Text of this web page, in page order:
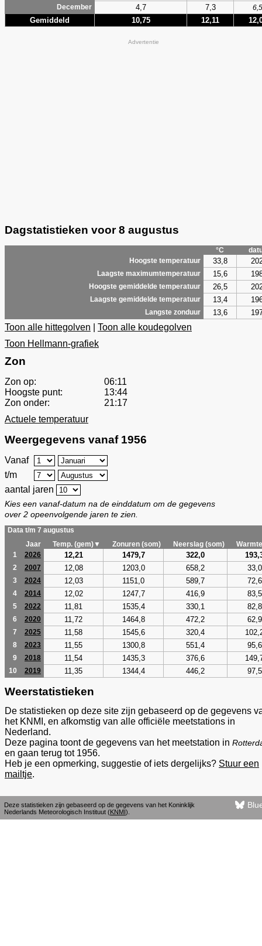
December
4,7 7,3 6,5
Gemiddeld 10,75 12,11
Advertentie
Dagstatistieken voor 8 augustus
°C
Hoogste temperatuur
33,8
Laagste maximumtemperatuur 15,6
Hoogste gemiddelde temperatuur 26,5
Laagste gemiddelde temperatuur 13,4
Langste zonduur 13,6
Toon alle hittegolven
Toon alle koudegolven
Toon Hellmann-grafiek
Zon
Zon op:
06:11
Hoogste punt:
13:44
Zon onder:
21:17
Actuele temperatuur
Weergegevens vanaf 1956
Vanaf
t/m
aantal jaren
Kies een vanaf-datum na de einddatum om de gegevens
over 2 opeenvolgende jaren te zien.
Data t/m 7 augustus
Jaar
Temp. (gem)▼ Zonuren (som) Neerslag (som)
1
2026 12,21 1479,7 322,0
2 2007 12,08 1203,0 658,2 33,0
3 2024 12,03 1151,0 589,7 72,6
4 2014 12,02 1247,7 416,9 83,5
5 2022 11,81 1535,4 330,1 82,8
6 2020 11,72 1464,8 472,2 62,9
7 2025 11,58 1545,6 320,4
8 2023 11,55 1300,8 551,4 95,6
9 2018 11,54 1435,3 376,6
10 2019 11,35 1344,4 446,2 97,5
Weerstatistieken
De statistieken op deze site zijn gebaseerd op de gegevens
het KNMI, en afkomstig van alle officiële meetstations in
Nederland.
Deze pagina toont de gegevens van het meetstation in
en gaan terug tot 1956.
Heb je een opmerking, suggestie of iets dergelijks? Stuur een
mailtje.
Deze statistieken zijn gebaseerd op de gegevens van het Koninklijk
Nederlands Meteorologisch Instituut (KNMI).